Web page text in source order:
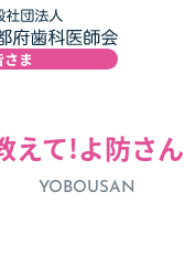
えて!よ防さん
YOBOUSAN